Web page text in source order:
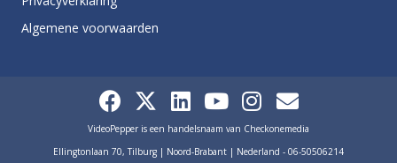
Algemene voorwaarden
VideoPepper is een handelsnaam van Checkonemedia
Ellingtonlaan 70, Tilburg | Noord-Brabant | Nederland - 06-50506214